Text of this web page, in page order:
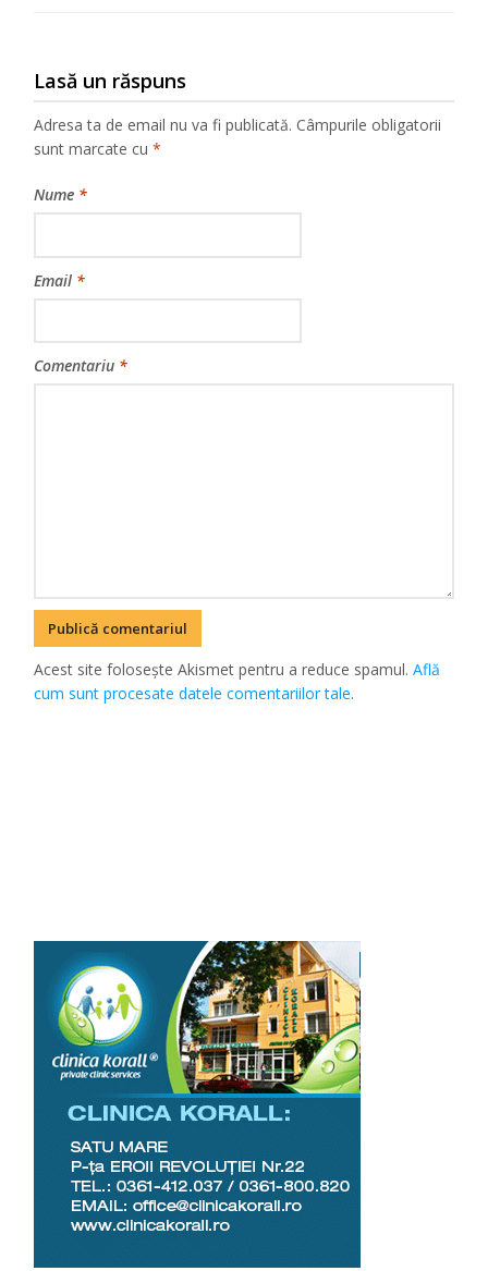
Lasă un răspuns
Adresa ta de email nu va fi publicată. Câmpurile obligatorii
sunt marcate cu*
Nume *
Email *
Comentariu *
Acest site folosește Akismet pentru a reduce spamul.Află
cum sunt procesate datele comentariilor tale.